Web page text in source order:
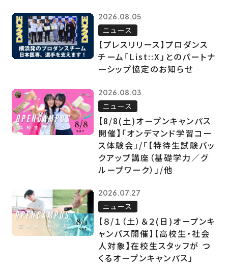
2026.08.05
ニュース
【プレスリリース】プロダンス
チーム「List::X」とのパートナ
ーシップ協定のお知らせ
2026.08.03
ニュース
【8/8(土)オープンキャンパス
開催】「オンデマンド学習コー
ス体験会」/「【特待生試験バッ
クアップ講座（基礎学力／グ
ループワーク）」/他
2026.07.27
ニュース
【８/１（土）＆２(日)オープンキ
ャンパス開催】【高校生・社会
人対象】在校生スタッフが つ
くるオープンキャンパス」